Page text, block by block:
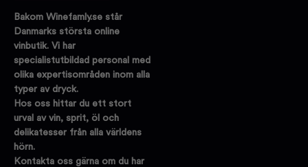
Bakom Winefamly.se står
Danmarks största online
vinbutik. Vi har
specialistutbildad personal med
olika expertisområden inom alla
typer av dryck.
Hos oss hittar du ett stort
urval av vin, sprit, öl och
delikatesser från alla världens
hörn.
Kontakta oss gärna om du har